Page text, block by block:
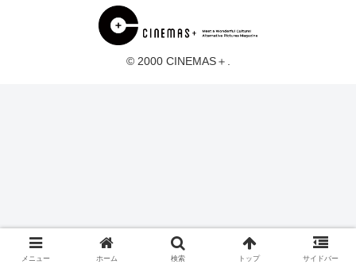
© 2000 CINEMAS＋.
メニュー ホーム 検索 トップ サイドバー